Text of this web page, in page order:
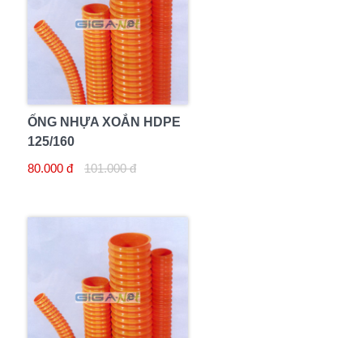
ỐNG NHỰA XOẮN HDPE
125/160
80.000 đ
101.000 đ